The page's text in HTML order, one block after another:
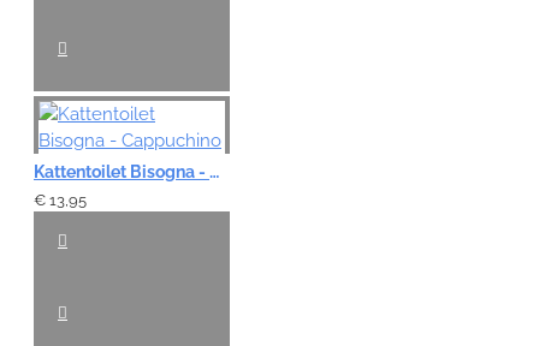
Kattentoilet Bisogna - Cappuchino
€ 13,95